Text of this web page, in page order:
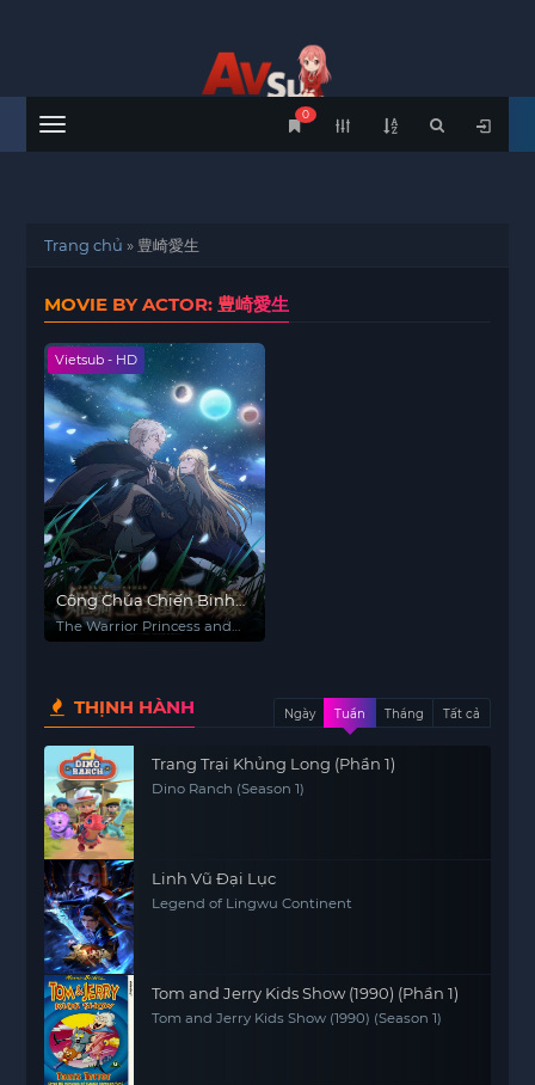
Menu
0
Trang chủ » 豊崎愛生
MOVIE BY ACTOR: 豊崎愛生
Vietsub - HD
Công Chúa Chiến Binh
và Vua Dã Ma
The Warrior Princess and
THỊNH HÀNH Ngày Tuần Tháng Tất cả
Trang Trại Khủng Long (Phần 1)
Dino Ranch (Season 1)
Linh Vũ Đại Lục
Legend of Lingwu Continent
Tom and Jerry Kids Show (1990) (Phần 1)
Tom and Jerry Kids Show (1990) (Season 1)